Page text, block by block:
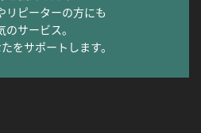
リピーターの方にも
のサービス。
をサポートします。